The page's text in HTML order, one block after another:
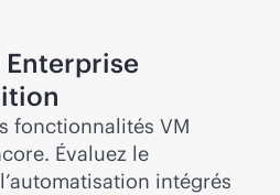
Enterprise
fonctionnalités VM
Évaluez le
intégrés